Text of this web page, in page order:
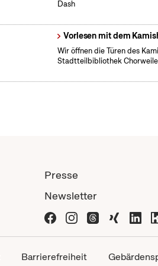
Dash
Vorlesen mit dem
Wir öffnen die Türen des
Stadtteilbibliothek
Presse
Newsletter
Barrierefreiheit